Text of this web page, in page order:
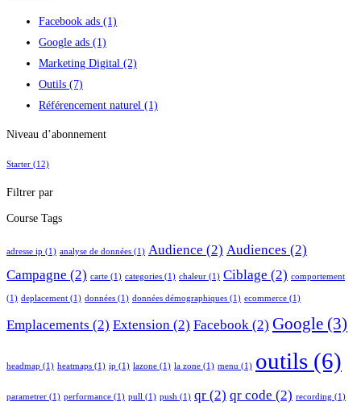
Facebook ads (1)
Google ads (1)
Marketing Digital (2)
Outils (7)
Référencement naturel (1)
Niveau d’abonnement
Starter (12)
Filtrer par
Course Tags
adresse ip (1) analyse de données (1) Audience (2) Audiences (2)
Campagne (2) carte (1) categories (1) chaleur (1) Ciblage (2) comportement
(1) deplacement (1) données (1) données démographiques (1) ecommerce (1)
Emplacements (2) Extension (2) Facebook (2) Google (3)
headmap (1) heatmaps (1) ip (1) lazone (1) la zone (1) menu (1) outils (6)
parametrer (1) performance (1) pull (1) push (1) qr (2) qr code (2) recording (1)